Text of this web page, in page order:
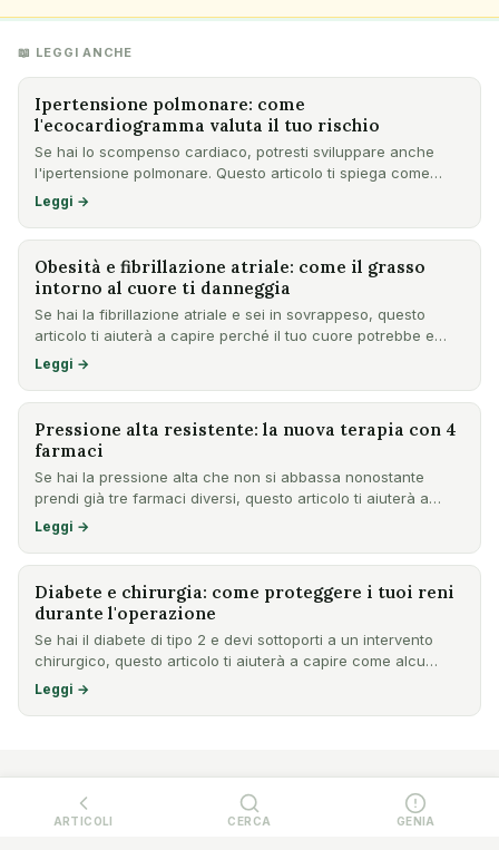
📖 LEGGI ANCHE
Ipertensione polmonare: come
l'ecocardiogramma valuta il tuo rischio
Se hai lo scompenso cardiaco, potresti sviluppare anche
l'ipertensione polmonare. Questo articolo ti spiega come
l'ecoc…
Leggi →
Obesità e fibrillazione atriale: come il grasso
intorno al cuore ti danneggia
Se hai la fibrillazione atriale e sei in sovrappeso, questo
articolo ti aiuterà a capire perché il tuo cuore potrebbe e…
Leggi →
Pressione alta resistente: la nuova terapia con 4
farmaci
Se hai la pressione alta che non si abbassa nonostante
prendi già tre farmaci diversi, questo articolo ti aiuterà a
cap…
Leggi →
Diabete e chirurgia: come proteggere i tuoi reni
durante l'operazione
Se hai il diabete di tipo 2 e devi sottoporti a un intervento
chirurgico, questo articolo ti aiuterà a capire come alcu…
Leggi →
ARTICOLI CERCA GENIA